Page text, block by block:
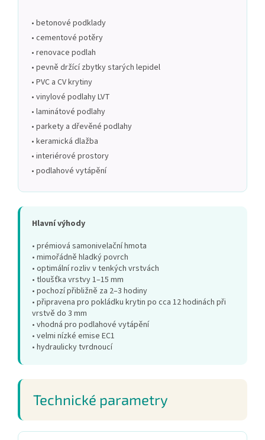
• betonové podklady
• cementové potěry
• renovace podlah
• pevně držící zbytky starých lepidel
• PVC a CV krytiny
• vinylové podlahy LVT
• laminátové podlahy
• parkety a dřevěné podlahy
• keramická dlažba
• interiérové prostory
• podlahové vytápění
Hlavní výhody
• prémiová samonivelační hmota
• mimořádně hladký povrch
• optimální rozliv v tenkých vrstvách
• tloušťka vrstvy 1–15 mm
• pochozí přibližně za 2–3 hodiny
• připravena pro pokládku krytin po cca 12 hodinách při
vrstvě do 3 mm
• vhodná pro podlahové vytápění
• velmi nízké emise EC1
• hydraulicky tvrdnoucí
Technické parametry